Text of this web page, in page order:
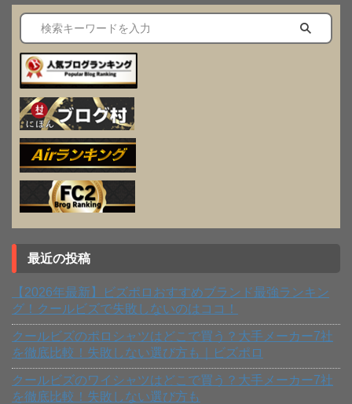
最近の投稿
【2026年最新】ビズポロおすすめブランド最強ランキン
グ！クールビズで失敗しないのはココ！
クールビズのポロシャツはどこで買う？大手メーカー7社
を徹底比較！失敗しない選び方も｜ビズポロ
クールビズのワイシャツはどこで買う？大手メーカー7社
を徹底比較！失敗しない選び方も